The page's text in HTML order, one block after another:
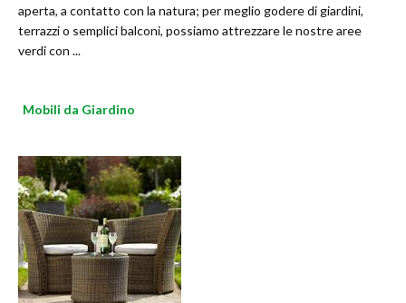
aperta, a contatto con la natura; per meglio godere di giardini,
terrazzi o semplici balconi, possiamo attrezzare le nostre aree
verdi con ...
Mobili da Giardino